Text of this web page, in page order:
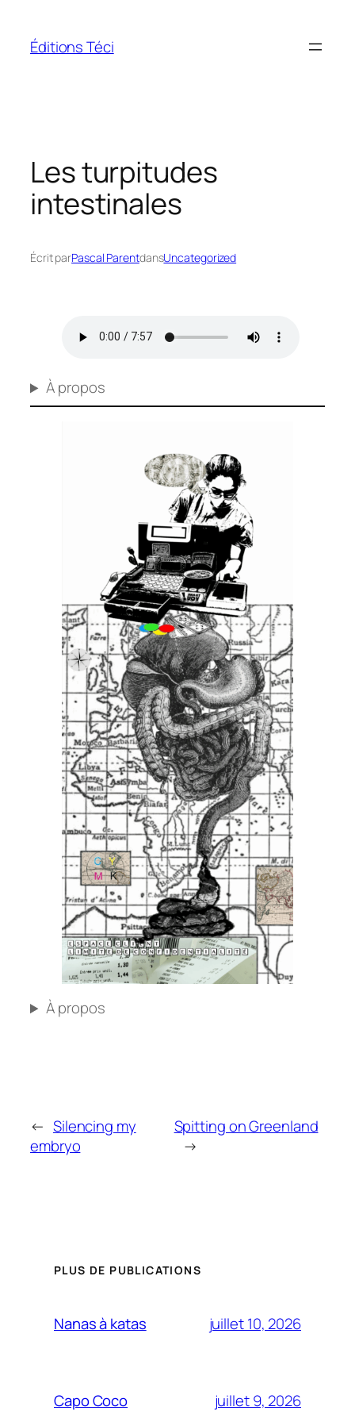
contenu
Éditions Téci
Les turpitudes
intestinales
Écrit parPascal ParentdansUncategorized
À propos
À propos
← Silencing my
embryo
Spitting on Greenland
→
PLUS DE PUBLICATIONS
Nanas à katas juillet 10, 2026
Capo Coco juillet 9, 2026